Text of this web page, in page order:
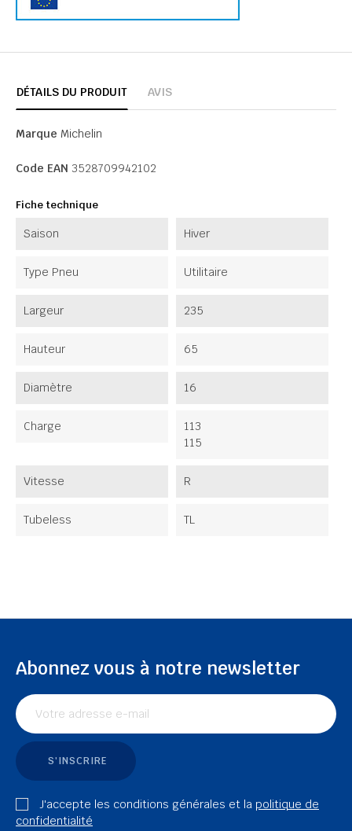
DÉTAILS DU PRODUIT AVIS
Marque Michelin
Code EAN 3528709942102
Fiche technique
Saison Hiver
Type Pneu Utilitaire
Largeur 235
Hauteur 65
Diamètre 16
Charge
113
115
Vitesse R
Tubeless TL
Abonnez vous à notre newsletter
S'INSCRIRE
J'accepte les conditions générales et la politique de
confidentialité